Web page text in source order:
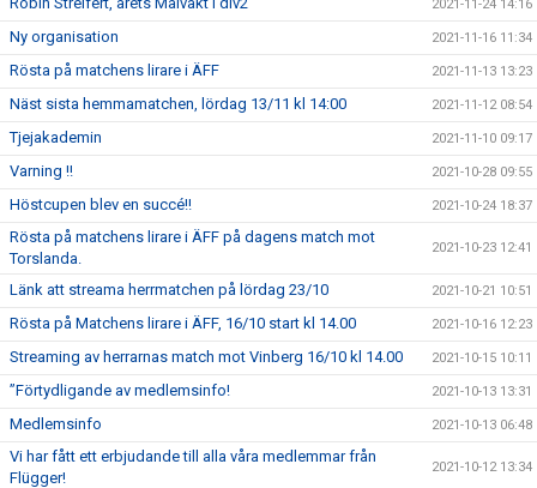
2021-11-24 14:16
Ny organisation 2021-11-16 11:34
Rösta på matchens lirare i ÄFF 2021-11-13 13:23
Näst sista hemmamatchen, lördag 13/11 kl 14:00 2021-11-12 08:54
Tjejakademin 2021-11-10 09:17
Varning !! 2021-10-28 09:55
Höstcupen blev en succé!! 2021-10-24 18:37
Rösta på matchens lirare i ÄFF på dagens match mot
Torslanda.
2021-10-23 12:41
Länk att streama herrmatchen på lördag 23/10 2021-10-21 10:51
Rösta på Matchens lirare i ÄFF, 16/10 start kl 14.00 2021-10-16 12:23
Streaming av herrarnas match mot Vinberg 16/10 kl 14.00 2021-10-15 10:11
”Förtydligande av medlemsinfo! 2021-10-13 13:31
Medlemsinfo 2021-10-13 06:48
Vi har fått ett erbjudande till alla våra medlemmar från
Flügger!
2021-10-12 13:34